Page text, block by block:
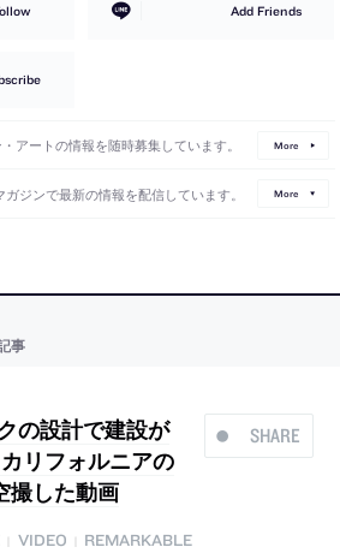
Add Friends
アートの情報を随時募集しています。 More
ガジンで最新の情報を配信しています。 More
事
SHARE
の設計で建設が
リフォルニアの
撮した動画
VIDEO
REMARKABLE